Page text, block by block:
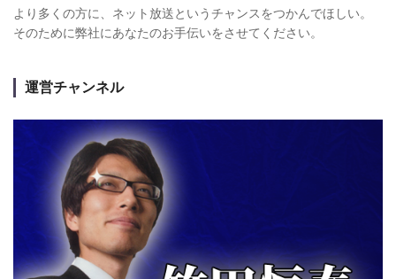
より多くの方に、ネット放送というチャンスをつかんでほしい。
そのために弊社にあなたのお手伝いをさせてください。
運営チャンネル